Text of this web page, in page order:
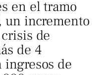
en el tramo
un incremento
de
de 4
de